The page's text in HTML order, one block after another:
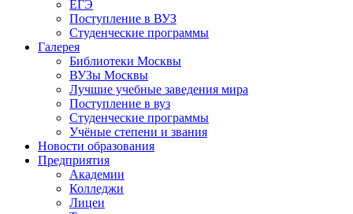
ЕГЭ
Поступление в ВУЗ
Студенческие программы
Галерея
Библиотеки Москвы
ВУЗы Москвы
Лучшие учебные заведения мира
Поступление в вуз
Студенческие программы
Учёные степени и звания
Новости образования
Предприятия
Академии
Колледжи
Лицеи